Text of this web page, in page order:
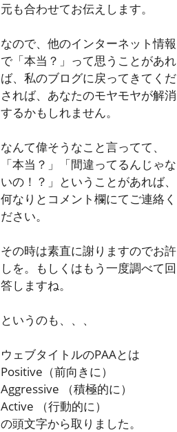
元も合わせてお伝えします。
なので、他のインターネット情報
で「本当？」って思うことがあれ
ば、私のブログに戻ってきてくだ
されば、あなたのモヤモヤが解消
するかもしれません。
なんて偉そうなこと言ってて、
「本当？」「間違ってるんじゃな
いの！？」ということがあれば、
何なりとコメント欄にてご連絡く
ださい。
その時は素直に謝りますのでお許
しを。もしくはもう一度調べて回
答しますね。
というのも、、、
ウェブタイトルのPAAとは
Positive （前向きに）
Aggressive
（積極的に）
Active
（行動的に）
の頭文字から取りました。